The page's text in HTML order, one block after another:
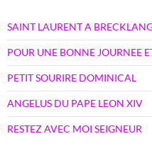
SAINT LAURENT A
POUR UNE BONNE JOURNEE
PETIT SOURIRE DOMINICAL
ANGELUS DU PAPE LEON XIV
RESTEZ AVEC MOI SEIGNEUR